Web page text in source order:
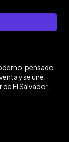
pensado
y se une.
El Salvador.